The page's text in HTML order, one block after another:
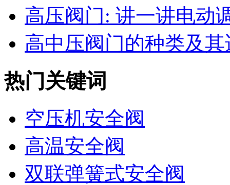
高压阀门: 讲一讲电动
高中压阀门的种类及其
热门关键词
空压机安全阀
高温安全阀
双联弹簧式安全阀